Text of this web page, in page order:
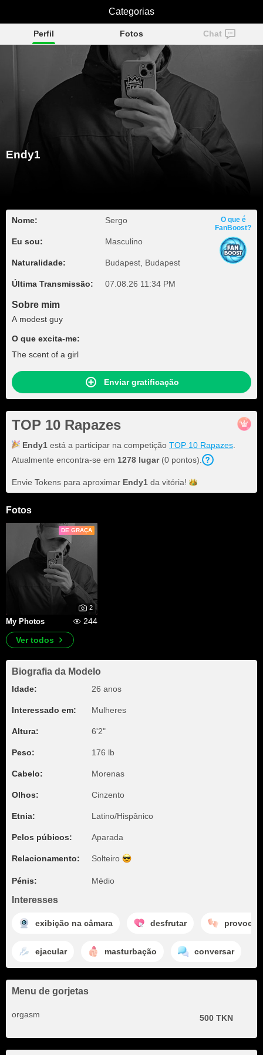
Endy1
Perfil Fotos Chat
Endy1
Nome: Sergo
Eu sou: Masculino
Naturalidade: Budapest, Budapest
Última Transmissão: 07.08.26 11:34 PM
O que é
FanBoost?
Sobre mim
A modest guy
O que excita-me:
The scent of a girl
Enviar gratificação
TOP 10 Rapazes
Endy1 está a participar na competição TOP 10 Rapazes
Atualmente encontra-se em 1278 lugar(0 pontos).
Envie Tokens para aproximar Endy1 da vitória!
Fotos
DE GRAÇA
2
My Photos
244
Ver todos
Biografia da Modelo
Idade: 26 anos
Interessado em: Mulheres
Altura: 6'2"
Peso: 176 lb
Cabelo: Morenas
Olhos: Cinzento
Etnia: Latino/Hispânico
Pelos púbicos: Aparada
Relacionamento: Solteiro
Pénis: Médio
Interesses
exibição na câmara desfrutar provocar
ejacular masturbação conversar
Menu de gorjetas
orgasm 500 TKN
Categorias